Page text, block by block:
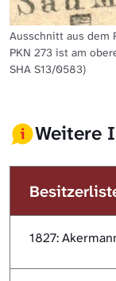
Ausschnitt aus dem
PKN 273 ist am
SHA S13/0583)
Weitere
1827: